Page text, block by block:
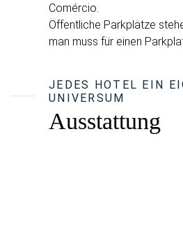
Comércio.
Öffentliche Parkplätze
man muss für einen
JEDES HOTEL EIN
UNIVERSUM
Ausstattung